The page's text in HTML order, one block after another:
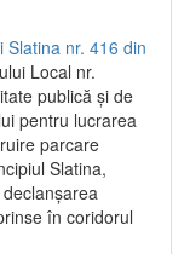
Slatina nr. 416 din
Local nr.
publică și de
pentru lucrarea
parcare
Slatina,
în coridorul